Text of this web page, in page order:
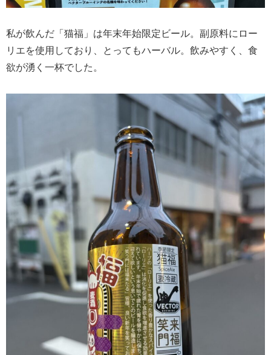
私が飲んだ「猫福」は年末年始限定ビール。副原料にロー
リエを使用しており、とってもハーバル。飲みやすく、食
欲が湧く一杯でした。